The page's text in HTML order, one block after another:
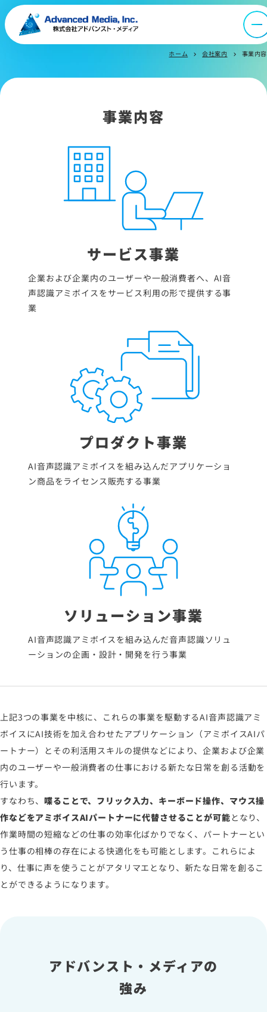
メールマガジン
ホーム chevron_right 会社案内 chevron_right 事業内容
事業内容
サービス事業
企業および企業内のユーザーや一般消費者へ、AI音
声認識アミボイスをサービス利用の形で提供する事
業
プロダクト事業
AI音声認識アミボイスを組み込んだアプリケーショ
ン商品をライセンス販売する事業
ソリューション事業
AI音声認識アミボイスを組み込んだ音声認識ソリュ
ーションの企画・設計・開発を行う事業
上記3つの事業を中核に、これらの事業を駆動するAI音声認識アミ
ボイスにAI技術を加え合わせたアプリケーション（アミボイスAIパ
ートナー）とその利活用スキルの提供などにより、企業および企業
内のユーザーや一般消費者の仕事における新たな日常を創る活動を
行います。
すなわち、喋ることで、フリック入力、キーボード操作、マウス操
作などをアミボイスAIパートナーに代替させることが可能となり、
作業時間の短縮などの仕事の効率化ばかりでなく、パートナーとい
う仕事の相棒の存在による快適化をも可能とします。これらによ
り、仕事に声を使うことがアタリマエとなり、新たな日常を創るこ
とができるようになります。
アドバンスト・メディアの
強み